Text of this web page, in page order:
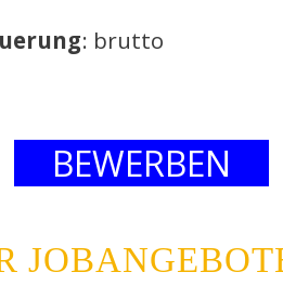
: brutto
BEWERBEN